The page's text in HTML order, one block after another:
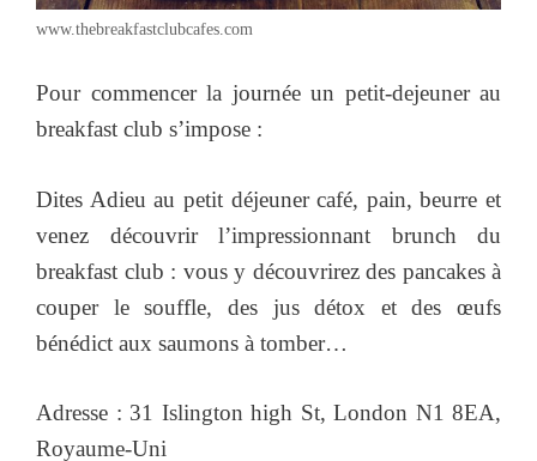
www.thebreakfastclubcafes.com
Pour commencer la journée un petit-dejeuner au
breakfast club s’impose :
Dites Adieu au petit déjeuner café, pain, beurre et
venez découvrir l’impressionnant brunch du
breakfast club : vous y découvrirez des pancakes à
couper le souffle, des jus détox et des œufs
bénédict aux saumons à tomber…
Adresse : 31 Islington high St, London N1 8EA,
Royaume-Uni